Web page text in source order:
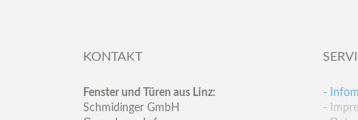
KONTAKT
Fenster und Türen aus Linz:
Schmidinger GmbH
-
-